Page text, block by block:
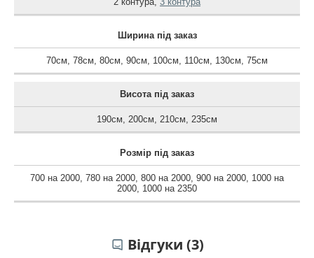
Ширина під заказ
70см 78см 80см 90см 100см 110см 130см 75см
Висота під заказ
190см 200см 210см 235см
Розмір під заказ
700 на 2000 780 на 2000 800 на 2000 900 на 2000 1000 на
2000 1000 на 2350
Відгуки (3)